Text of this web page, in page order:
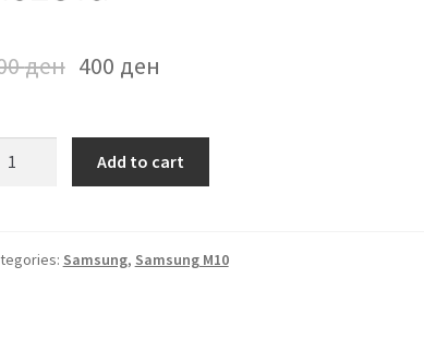
ден 400 ден
Add to cart
Samsung, Samsung M10